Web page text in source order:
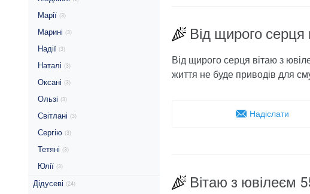
Марії (3)
Марині (3)
Надії (3)
Наталі (3)
Оксані (3)
Ользі (3)
Світлані (3)
Сергію (3)
Тетяні (3)
Юлії (3)
Дідусеві (24)
Від щирого серця
Від щирого серця вітаю з
життя не буде приводів для
Надіслати
Вітаю з ювілеєм